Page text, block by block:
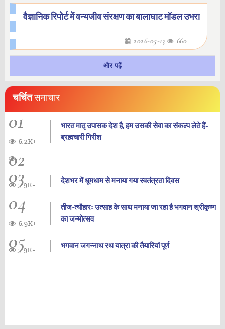
वैज्ञानिक रिपोर्ट में वन्यजीव संरक्षण का बालाघाट मॉडल उभरा
2026-05-13 660
और पढ़ें
चर्चितसमाचार
01
भारत मातृ उपासक देश है, हम उसकी सेवा का संकल्प लेते हैं-
ब्रह्मचारी गिरीश
6.2K+
02
03 देशभर में धूमधाम से मनाया गया स्वतंत्रता दिवस
7.9K+
04
तीज-त्यौहारः उत्साह के साथ मनाया जा रहा है भगवान श्रीकृष्ण
का जन्‍मोत्‍सव
6.9K+
05 भगवान जगन्नाथ रथ यात्रा की तैयारियां पूर्ण
7.9K+